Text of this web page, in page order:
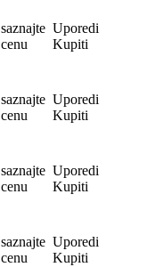
saznajte
cenu
Uporedi
Kupiti
saznajte
cenu
Uporedi
Kupiti
saznajte
cenu
Uporedi
Kupiti
saznajte
cenu
Uporedi
Kupiti